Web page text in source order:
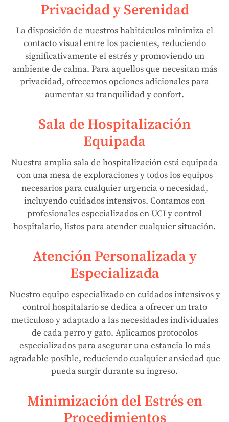
Privacidad y Serenidad
La disposición de nuestros habitáculos minimiza el
contacto visual entre los pacientes, reduciendo
significativamente el estrés y promoviendo un
ambiente de calma. Para aquellos que necesitan más
privacidad, ofrecemos opciones adicionales para
aumentar su tranquilidad y confort.
Sala de Hospitalización
Equipada
Nuestra amplia sala de hospitalización está equipada
con una mesa de exploraciones y todos los equipos
necesarios para cualquier urgencia o necesidad,
incluyendo cuidados intensivos. Contamos con
profesionales especializados en UCI y control
hospitalario, listos para atender cualquier situación.
Atención Personalizada y
Especializada
Nuestro equipo especializado en cuidados intensivos y
control hospitalario se dedica a ofrecer un trato
meticuloso y adaptado a las necesidades individuales
de cada perro y gato. Aplicamos protocolos
especializados para asegurar una estancia lo más
agradable posible, reduciendo cualquier ansiedad que
pueda surgir durante su ingreso.
Minimización del Estrés en
Procedimientos